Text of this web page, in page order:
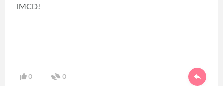
iMCD!
0 0